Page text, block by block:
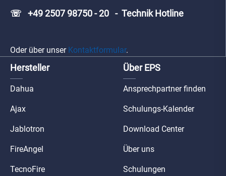
☏ +49 2507 98750 - 20 - Technik Hotline
Oder über unser Kontaktformular.
Hersteller
Dahua
Ajax
Jablotron
FireAngel
TecnoFire
Über EPS
Ansprechpartner finden
Schulungs-Kalender
Download Center
Über uns
Schulungen